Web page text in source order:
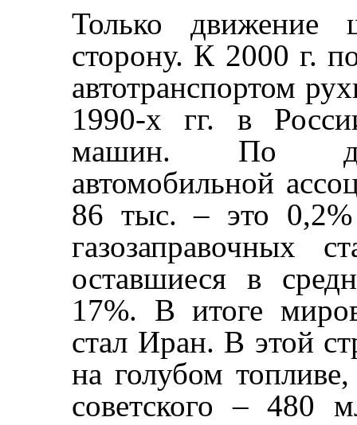
Только
сторону. К 2000 г.
автотранспортом
1990‑х гг. в
машин. По
автомобильной
86 тыс. – это 0,2%
газозаправочных
оставшиеся в
17%. В итоге
стал Иран. В этой
на голубом
советского – 480